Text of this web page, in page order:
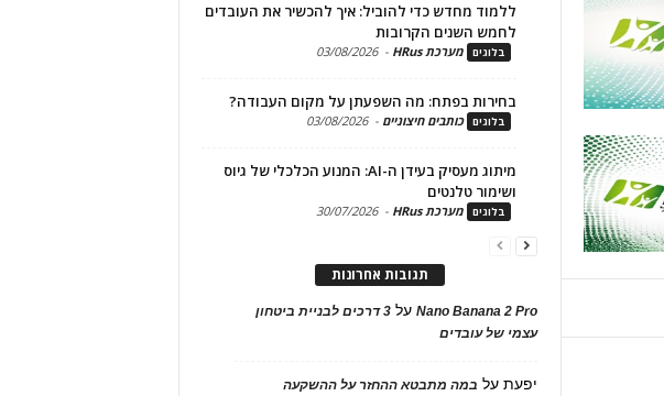
ללמוד מחדש כדי להוביל: איך להכשיר את העובדים
לחמש השנים הקרובות
בלוגים מערכת HRus -
03/08/2026
בחירות בפתח: מה השפעתן על מקום העבודה?
בלוגים כותבים חיצוניים -
03/08/2026
מיתוג מעסיק בעידן ה-AI: המנוע הכלכלי של גיוס
ושימור טלנטים
בלוגים מערכת HRus -
30/07/2026
תגובות אחרונות
Nano Banana 2 Proעל 3 דרכים לבניית ביטחון
עצמי של עובדים
יפעתעל במה מתבטא ההחזר על ההשקעה